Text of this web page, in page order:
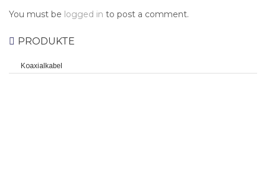
You must be logged in to post a comment.
PRODUKTE
Koaxialkabel